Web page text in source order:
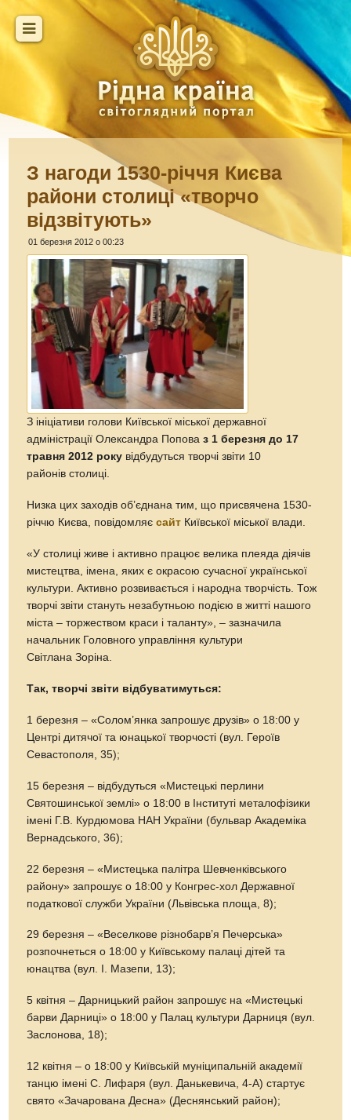
З нагоди 1530-річчя Києва
райони столиці «творчо
відзвітують»
01 березня 2012 о 00:23
З ініціативи голови Київської міської державної
адміністрації Олександра Поповаз 1 березня до 17
травня 2012 року відбудуться творчі звіти 10
районів столиці.
Низка цих заходів об’єднана тим, що присвячена 1530-
річчю Києва, повідомляєсайт Київської міської влади.
«У столиці живе і активно працює велика плеяда діячів
мистецтва, імена, яких є окрасою сучасної української
культури. Активно розвивається і народна творчість. Тож
творчі звіти стануть незабутньою подією в житті нашого
міста – торжеством краси і таланту», – зазначила
начальник Головного управління культури
Світлана Зоріна.
Так, творчі звіти відбуватимуться:
1 березня – «Солом’янка запрошує друзів» о 18:00 у
Центрі дитячої та юнацької творчості (вул. Героїв
Севастополя, 35);
15 березня – відбудуться «Мистецькі перлини
Святошинської землі» о 18:00 в Інституті металофізики
імені Г.В. Курдюмова НАН України (бульвар Академіка
Вернадського, 36);
22 березня – «Мистецька палітра Шевченківського
району» запрошує о 18:00 у Конгрес-хол Державної
податкової служби України (Львівська площа, 8);
29 березня – «Веселкове різнобарв’я Печерська»
розпочнеться о 18:00 у Київському палаці дітей та
юнацтва (вул. І. Мазепи, 13);
5 квітня – Дарницький район запрошує на «Мистецькі
барви Дарниці» о 18:00 у Палац культури Дарниця (вул.
Заслонова, 18);
12 квітня – о 18:00 у Київській муніципальній академії
танцю імені С. Лифаря (вул. Данькевича, 4-А) стартує
свято «Зачарована Десна» (Деснянський район);